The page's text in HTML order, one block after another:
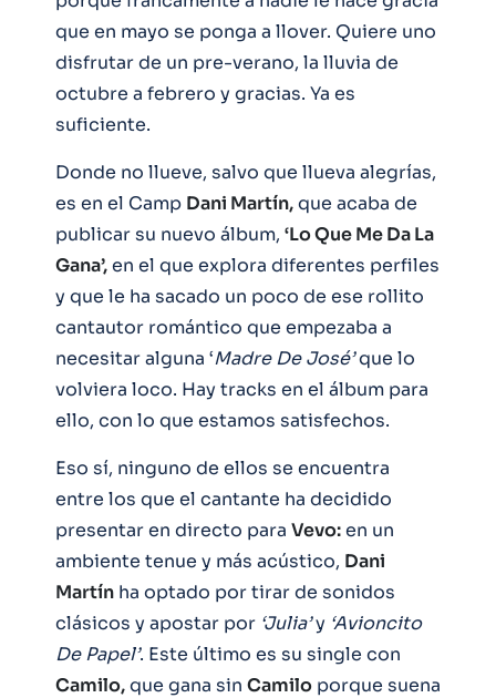
que en mayo se ponga a llover. Quiere uno
disfrutar de un pre-verano, la lluvia de
octubre a febrero y gracias. Ya es
suficiente.
Donde no llueve, salvo que llueva alegrías,
es en el Camp Dani Martín,que acaba de
publicar su nuevo álbum, ‘Lo Que Me Da La
Gana’,en el que explora diferentes perfiles
y que le ha sacado un poco de ese rollito
cantautor romántico que empezaba a
necesitar alguna ‘Madre De José’que lo
volviera loco. Hay tracks en el álbum para
ello, con lo que estamos satisfechos.
Eso sí, ninguno de ellos se encuentra
entre los que el cantante ha decidido
presentar en directo para Vevo:en un
ambiente tenue y más acústico, Dani
Martín ha optado por tirar de sonidos
clásicos y apostar por ‘Julia’y ‘Avioncito
De Papel’. Este último es su single con
Camilo,que gana sin Camilo porque suena